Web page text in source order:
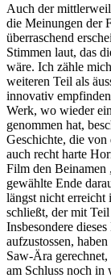
Auch der
die Meinungen der
überraschend
Stimmen laut, das
wäre. Ich zähle
weiteren Teil als
innovativ
Werk, wo wieder
genommen hat,
Geschichte, die von
auch recht harte
Film den Beinamen
gewählte Ende
längst nicht
schließt, der mit
Insbesondere
aufzustossen,
Saw-Ära
am Schluss noch in